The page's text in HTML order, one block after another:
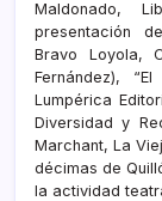
Maldonado,
presentación
Bravo Loyola,
Fernández),
Lumpérica
Diversidad y
Marchant, La
décimas de
la actividad